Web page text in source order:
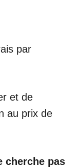
par
et de
au prix de
cherche pas